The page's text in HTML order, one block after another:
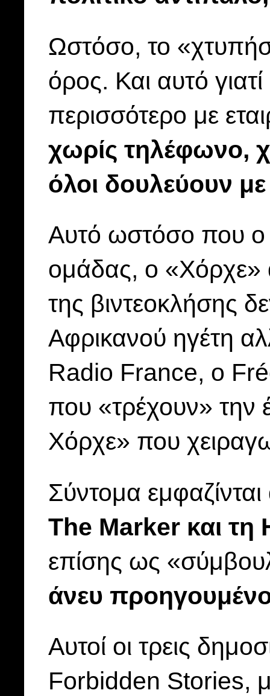
Ωστόσο, το
όρος. Και αυτό
περισσότερο με
χωρίς τηλέφωνο,
όλοι δουλεύουν
Αυτό ωστόσο που ο
ομάδας, ο «Χόρχε»
της βιντεοκλήσης
Αφρικανού ηγέτη
Radio France, o
που «τρέχουν» την
Χόρχε» που
Σύντομα
The Marker και τη
επίσης ως
άνευ
Αυτοί οι τρεις
Forbidden Stories,